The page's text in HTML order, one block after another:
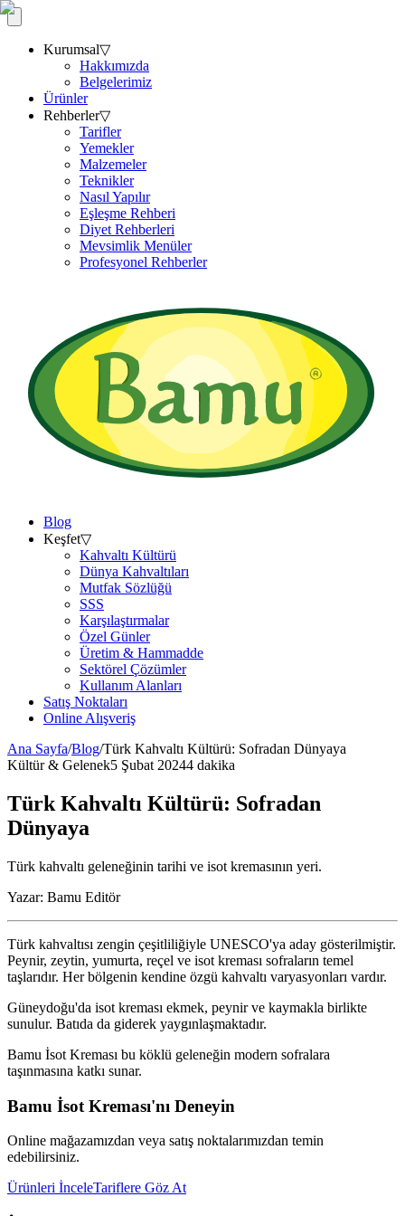
Kurumsal▽
Hakkımızda
Belgelerimiz
Ürünler
Rehberler▽
Tarifler
Yemekler
Malzemeler
Teknikler
Nasıl Yapılır
Eşleşme Rehberi
Diyet Rehberleri
Mevsimlik Menüler
Profesyonel Rehberler
Blog
Keşfet▽
Kahvaltı Kültürü
Dünya Kahvaltıları
Mutfak Sözlüğü
SSS
Karşılaştırmalar
Özel Günler
Üretim & Hammadde
Sektörel Çözümler
Kullanım Alanları
Satış Noktaları
Online Alışveriş
Ana Sayfa/Blog/Türk Kahvaltı Kültürü: Sofradan Dünyaya
Kültür & Gelenek5 Şubat 20244 dakika
Türk Kahvaltı Kültürü: Sofradan
Dünyaya
Türk kahvaltı geleneğinin tarihi ve isot kremasının yeri.
Yazar: Bamu Editör
Türk kahvaltısı zengin çeşitliliğiyle UNESCO'ya aday gösterilmiştir.
Peynir, zeytin, yumurta, reçel ve isot kreması sofraların temel
taşlarıdır. Her bölgenin kendine özgü kahvaltı varyasyonları vardır.
Güneydoğu'da isot kreması ekmek, peynir ve kaymakla birlikte
sunulur. Batıda da giderek yaygınlaşmaktadır.
Bamu İsot Kreması bu köklü geleneğin modern sofralara
taşınmasına katkı sunar.
Bamu İsot Kreması'nı Deneyin
Online mağazamızdan veya satış noktalarımızdan temin
edebilirsiniz.
Ürünleri İnceleTariflere Göz At